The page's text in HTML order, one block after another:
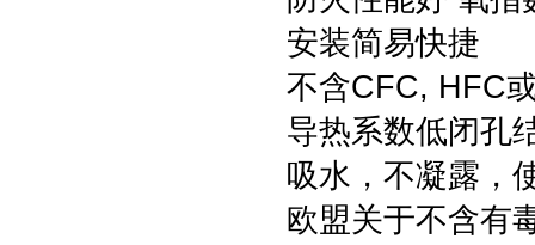
安装简易快捷
不含CFC, HFC
导热系数低闭孔
吸水，不凝露，
欧盟关于不含有